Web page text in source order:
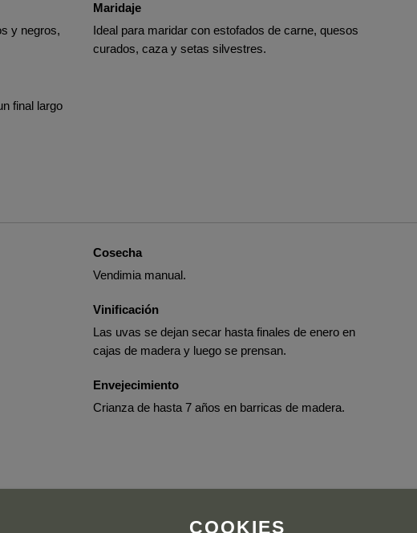
y negros,
final largo
Maridaje
Ideal para maridar con estofados de carne, quesos
curados, caza y setas silvestres.
Cosecha
Vendimia manual.
Vinificación
Las uvas se dejan secar hasta finales de enero en
cajas de madera y luego se prensan.
Envejecimiento
Crianza de hasta 7 años en barricas de madera.
COOKIES